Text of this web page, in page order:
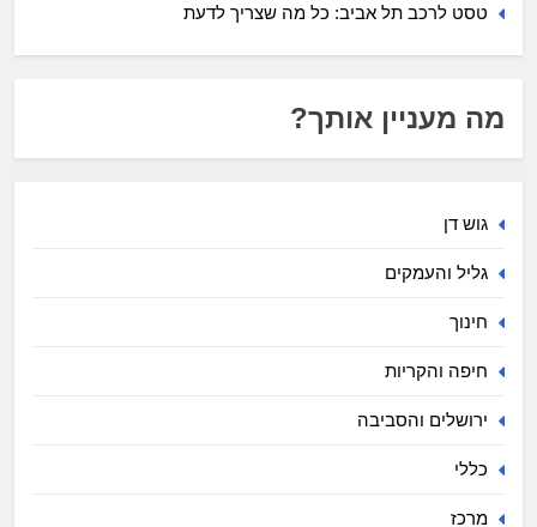
טסט לרכב תל אביב: כל מה שצריך לדעת
מה מעניין אותך?
גוש דן
גליל והעמקים
חינוך
חיפה והקריות
ירושלים והסביבה
כללי
מרכז